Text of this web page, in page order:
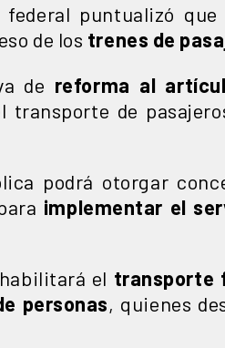
puntualizó
de los trenes de
de reforma al
transporte de
podrá otorgar
implementar el
el transporte
personas, quienes